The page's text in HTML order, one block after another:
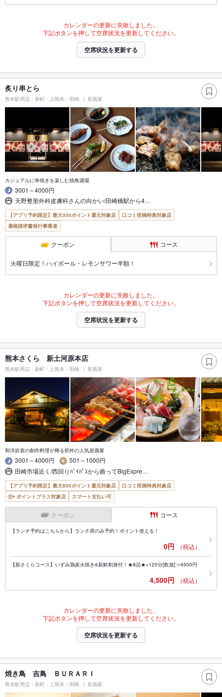
カレンダーの更新に失敗しました。
下記ボタンを押して空席状況を更新してください。
空席状況を更新する
炙り串とら
熊本駅周辺・新町・上熊本・田崎 居酒屋
カジュアルに串焼きを楽しむ焼鳥酒場
3001～4000円
天野整形外科皮膚科さんの向かい/田崎橋駅から4…
【アプリ予約限定】最大350ポイント還元対象店
口コミ投稿特典対象店
適格請求書発行事業者
クーポン コース
火曜日限定！ハイボール・レモンサワー半額！
カレンダーの更新に失敗しました。
下記ボタンを押して空席状況を更新してください。
空席状況を更新する
熊本さくら 新土河原本店
熊本駅周辺・新町・上熊本・田崎 居酒屋
和洋折衷の創作料理が輝る郊外の人気居酒屋
3001～4000円
501～1000円
田崎市場近く/西回りﾊﾞｲﾊﾟｽから曲ってBigExpre…
【アプリ予約限定】最大800ポイント還元対象店
口コミ投稿特典対象店
ポイントプラス対象店
スマート支払い可
クーポン コース
【ランチ予約はこちらから】ランチ席のみ予約！ポイント使える！
0円 （税込）
【新さくらコース】いずみ鶏炭火焼き&新鮮刺身付！★8品★+120分[飲放]⇒4500円
4,500円 （税込）
カレンダーの更新に失敗しました。
下記ボタンを押して空席状況を更新してください。
空席状況を更新する
焼き鳥 吉鳥 ＢＵＲＡＲＩ
熊本駅周辺・新町・上熊本・田崎 居酒屋